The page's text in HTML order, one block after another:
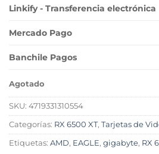
Linkify - Transferencia electrónica
Mercado Pago
Banchile Pagos
Agotado
SKU: 4719331310554
Categorías: RX 6500 XT, Tarjetas de
Etiquetas: AMD, EAGLE, gigabyte, RX